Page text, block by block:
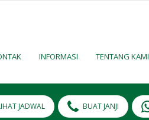
INFORMASI TENTANG KAMI
JADWAL BUAT JANJI